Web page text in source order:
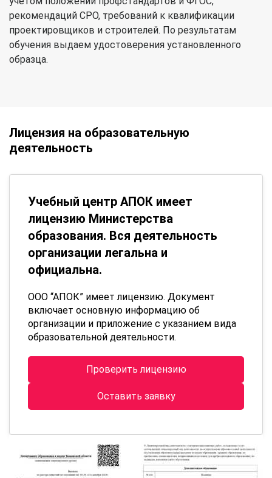
рекомендаций СРО, требований к квалификации
проектировщиков и строителей. По результатам
обучения выдаем удостоверения установленного
образца.
Лицензия на образовательную
деятельность
Учебный центр АПОК имеет
лицензию Министерства
образования. Вся деятельность
организации легальна и
официальна.
ООО “АПОК” имеет лицензию. Документ
включает основную информацию об
организации и приложение с указанием вида
образовательной деятельности.
Проверить лицензию
Оставить заявку